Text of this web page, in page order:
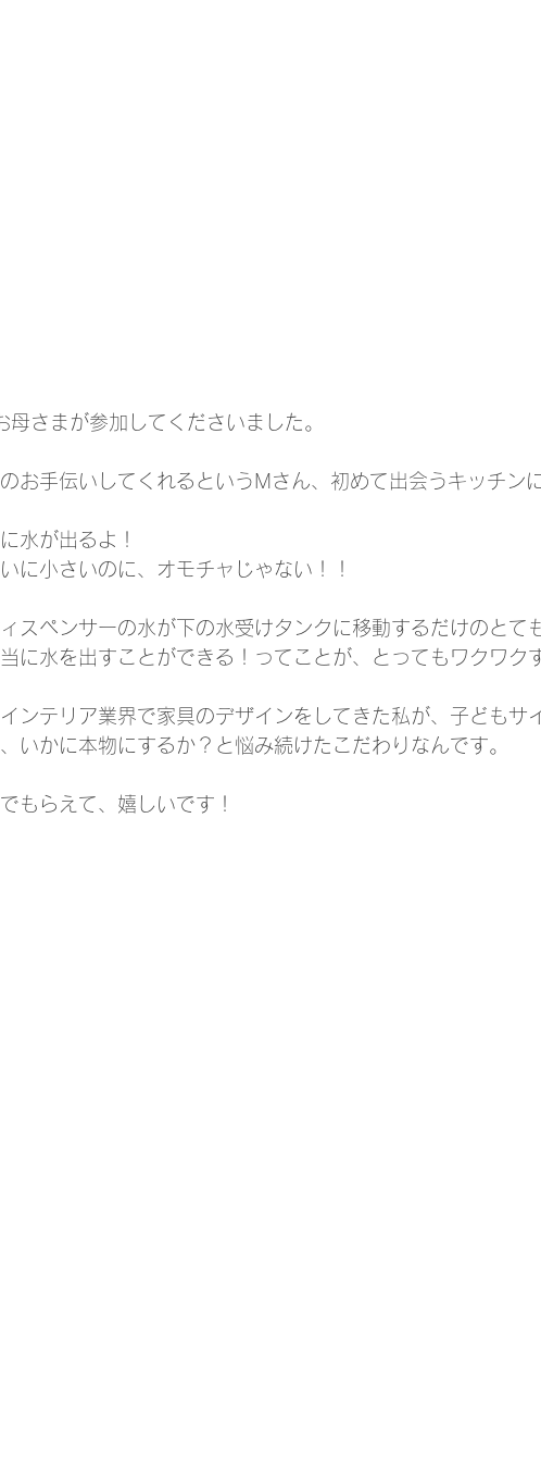
母さまが参加してくださいました。
お手伝いしてくれるというMさん、初めて出会うキッチン
水が出るよ！
に小さいのに、オモチャじゃない！！
スペンサーの水が下の水受けタンクに移動するだけのとて
に水を出すことができる！ってことが、とってもワクワク
ンテリア業界で家具のデザインをしてきた私が、子どもサ
いかに本物にするか？と悩み続けたこだわりなんです。
もらえて、嬉しいです！